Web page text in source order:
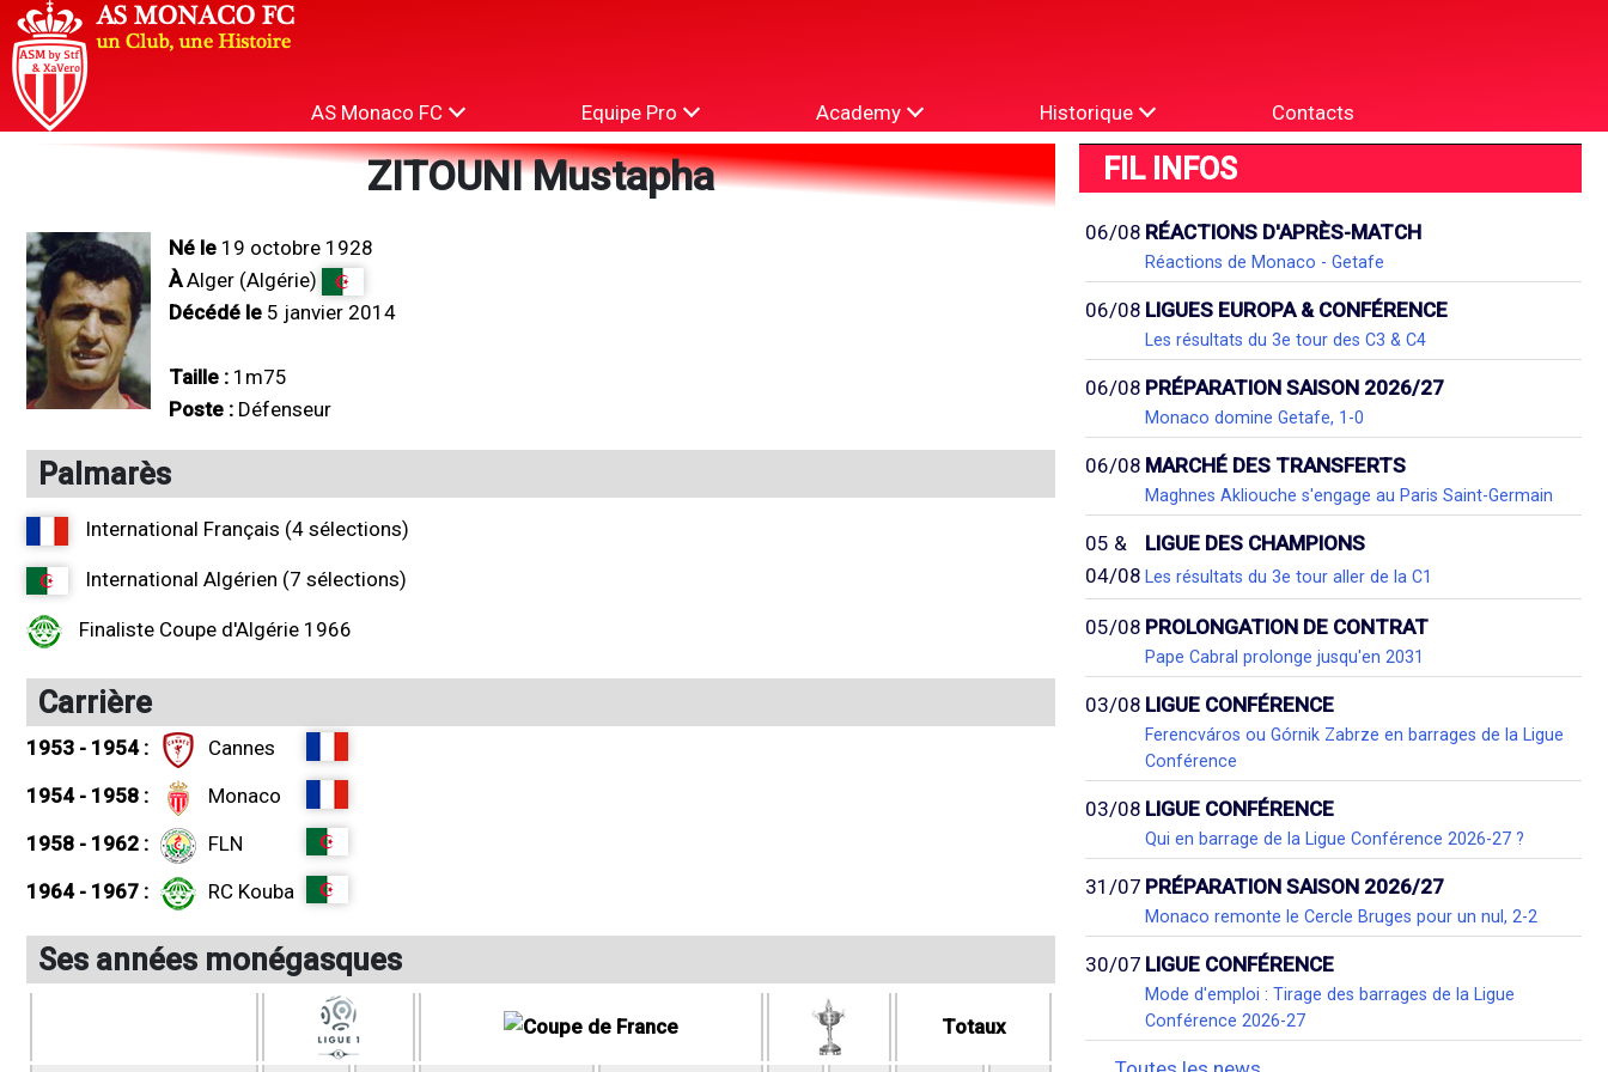
AS Monaco FC Equipe Pro Academy Historique Contacts
ZITOUNI Mustapha
Né le 19 octobre 1928
ÀAlger (Algérie)
Décédé le 5 janvier 2014
Taille : 1m75
Poste : Défenseur
Palmarès
International Français (4 sélections)
International Algérien (7 sélections)
Finaliste Coupe d'Algérie 1966
Carrière
1953 - 1954 :
Cannes
1954 - 1958 :
Monaco
1958 - 1962 :
FLN
1964 - 1967 :
RC Kouba
Ses années monégasques
Totaux
FIL INFOS
06/08 RÉACTIONS D'APRÈS-MATCH
Réactions de Monaco - Getafe
06/08 LIGUES EUROPA & CONFÉRENCE
Les résultats du 3e tour des C3 & C4
06/08 PRÉPARATION SAISON 2026/27
Monaco domine Getafe, 1-0
06/08 MARCHÉ DES TRANSFERTS
Maghnes Akliouche s'engage au Paris Saint-Germain
05 &
04/08
LIGUE DES CHAMPIONS
Les résultats du 3e tour aller de la C1
05/08 PROLONGATION DE CONTRAT
Pape Cabral prolonge jusqu'en 2031
03/08 LIGUE CONFÉRENCE
Ferencváros ou Górnik Zabrze en barrages de la Ligue
Conférence
03/08 LIGUE CONFÉRENCE
Qui en barrage de la Ligue Conférence 2026-27 ?
31/07 PRÉPARATION SAISON 2026/27
Monaco remonte le Cercle Bruges pour un nul, 2-2
30/07 LIGUE CONFÉRENCE
Mode d'emploi : Tirage des barrages de la Ligue
Conférence 2026-27